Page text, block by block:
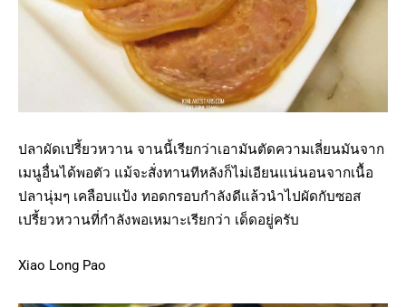
ปลาผัดเปรี้ยวหวาน จานนี้เรียกว่าเอามันตัดความเลี่ยนมันจาก
เมนูอื่นได้พอตัว แม้จะสั่งทานทีหลังก็ไม่เอียนแน่นอนจากเนื้อ
ปลานุ่มๆ เคลือบแป้ง ทอดกรอบกำลังดีแล้วนำไปผัดกับซอส
เปรี้ยวหวานที่กำลังพอเหมาะเรียกว่า เด็ดอยู่ครับ
Xiao Long Pao